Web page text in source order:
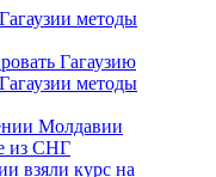
методы
методы
Молдавии
из СНГ